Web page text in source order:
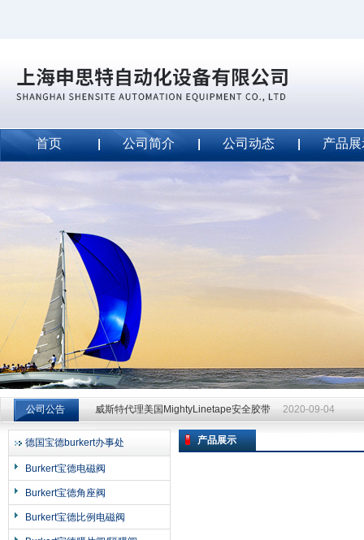
上海申思特自动化设备有限公司
首页 公司简介 公司动态 产品
公司公告
威斯特代理美国MightyLinetape安全胶带 2020-09-04
威斯特代理美国MightyLinetape安全胶带 2020-09-04
威斯特代理美国MightyLinetape安全胶带
德国宝德burkert办事处
Burkert宝德电磁阀
Burkert宝德角座阀
Burkert宝德比例电磁阀
产品展示